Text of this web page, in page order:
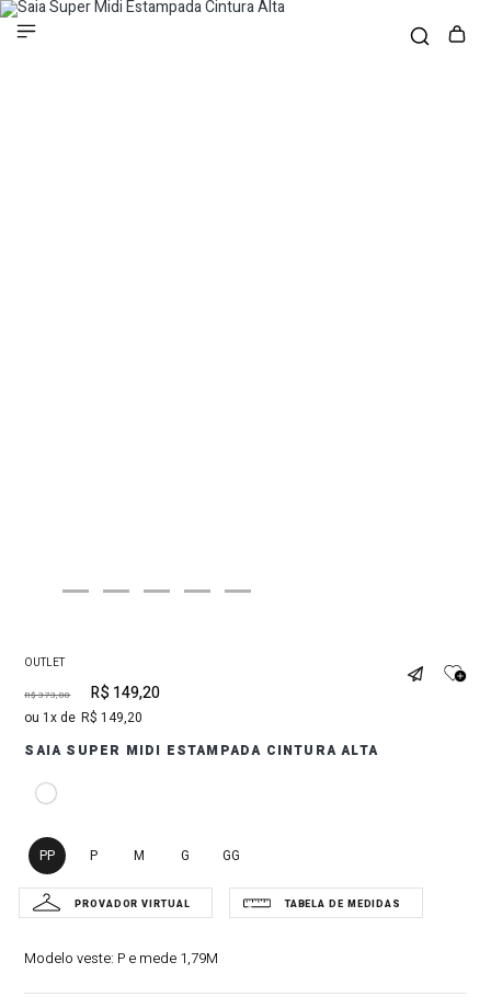
OUTLET
R$ 373,00 R$ 149,20
1 R$ 149,20
SAIA SUPER MIDI ESTAMPADA CINTURA ALTA
PP P M G GG
Modelo veste: P e mede 1,79M